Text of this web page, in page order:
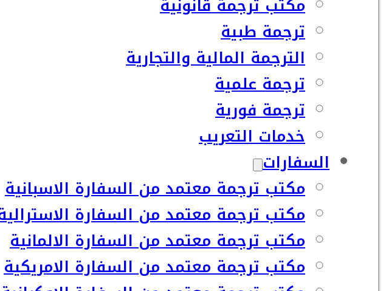
ترجمة طبية
الترجمة المالية والتجارية
ترجمة علمية
ترجمة فورية
خدمات التعريب
السفارات
مكتب ترجمة معتمد من السفارة الاسبانية
مكتب ترجمة معتمد من السفارة
مكتب ترجمة معتمد من السفارة الالمانية
مكتب ترجمة معتمد من السفارة الامريكية